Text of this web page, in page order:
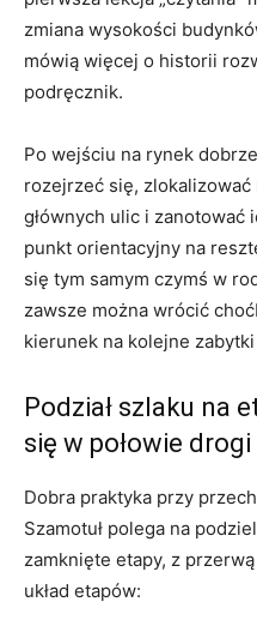
zmiana wysokości
mówią więcej o historii
podręcznik.
Po wejściu na rynek
rozejrzeć się,
głównych ulic i zanotować
punkt orientacyjny na
się tym samym czymś w
zawsze można wrócić
kierunek na kolejne zabytki
Podział szlaku na
się w połowie drogi
Dobra praktyka przy
Szamotuł polega na
zamknięte etapy, z
układ etapów: